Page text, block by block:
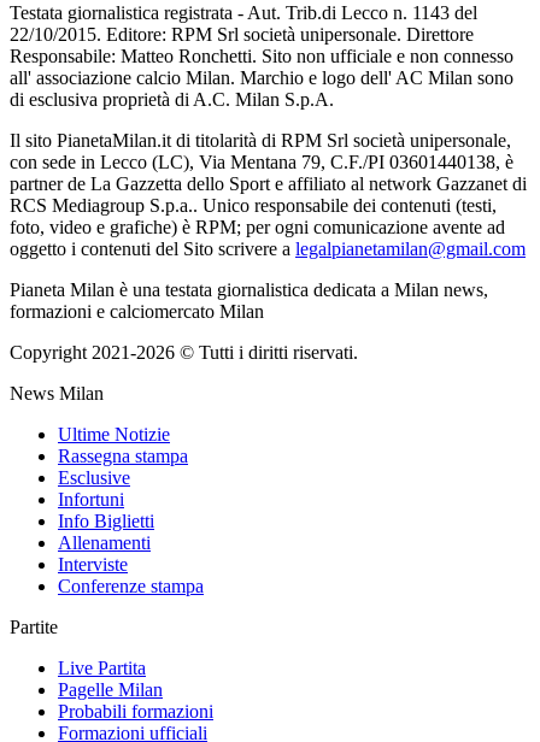
Testata giornalistica registrata - Aut. Trib.di Lecco n. 1143 del
22/10/2015. Editore: RPM Srl società unipersonale. Direttore
Responsabile: Matteo Ronchetti. Sito non ufficiale e non connesso
all' associazione calcio Milan. Marchio e logo dell' AC Milan sono
di esclusiva proprietà di A.C. Milan S.p.A.
Il sito PianetaMilan.it di titolarità di RPM Srl società unipersonale,
con sede in Lecco (LC), Via Mentana 79, C.F./PI 03601440138, è
partner de La Gazzetta dello Sport e affiliato al network Gazzanet di
RCS Mediagroup S.p.a.. Unico responsabile dei contenuti (testi,
foto, video e grafiche) è RPM; per ogni comunicazione avente ad
oggetto i contenuti del Sito scrivere a legalpianetamilan@gmail.com
Pianeta Milan è una testata giornalistica dedicata a Milan news,
formazioni e calciomercato Milan
Copyright 2021-2026 © Tutti i diritti riservati.
News Milan
Ultime Notizie
Rassegna stampa
Esclusive
Infortuni
Info Biglietti
Allenamenti
Interviste
Conferenze stampa
Partite
Live Partita
Pagelle Milan
Probabili formazioni
Formazioni ufficiali